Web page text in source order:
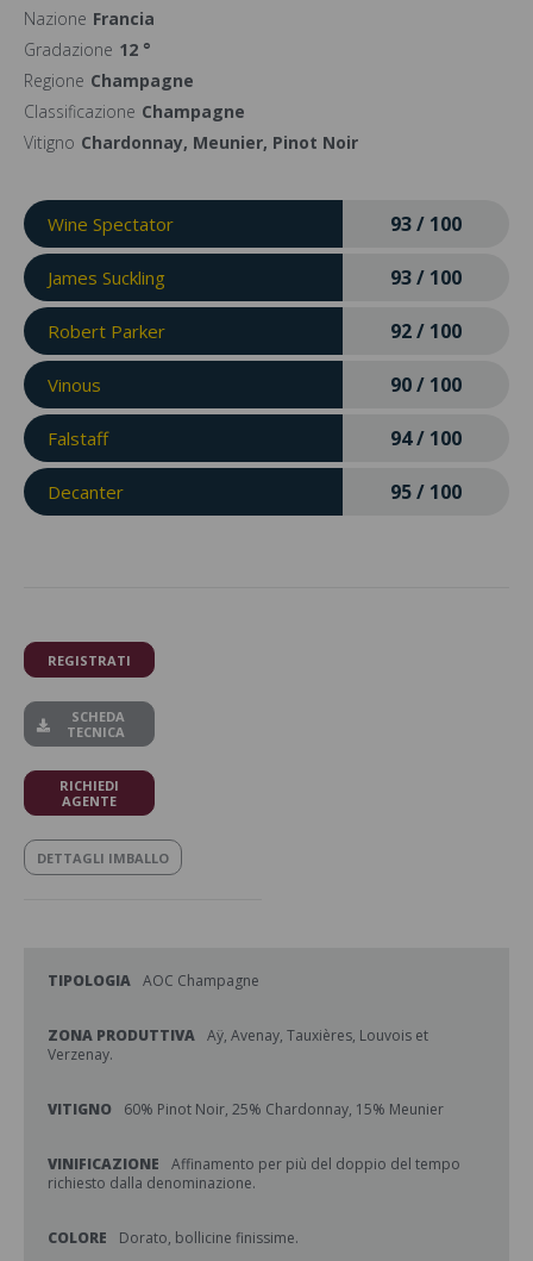
Nazione Francia
Gradazione 12 °
Regione Champagne
Classificazione Champagne
Vitigno Chardonnay, Meunier, Pinot Noir
Wine Spectator 93 / 100
James Suckling 93 / 100
Robert Parker 92 / 100
Vinous 90 / 100
Falstaff 94 / 100
Decanter 95 / 100
REGISTRATI
SCHEDA
TECNICA
RICHIEDI
AGENTE
DETTAGLI IMBALLO
TIPOLOGIA AOC Champagne
ZONA PRODUTTIVA Aÿ, Avenay, Tauxières, Louvois et
Verzenay.
VITIGNO 60% Pinot Noir, 25% Chardonnay, 15% Meunier
VINIFICAZIONE
Affinamento per più del doppio del tempo
richiesto dalla denominazione.
COLORE Dorato, bollicine finissime.